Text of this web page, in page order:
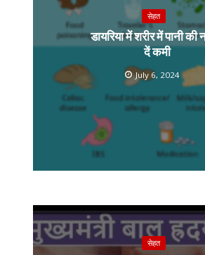
सेहत
डायरिया में शरीर में पानी की
दें कमी
July 6, 2024
सेहत